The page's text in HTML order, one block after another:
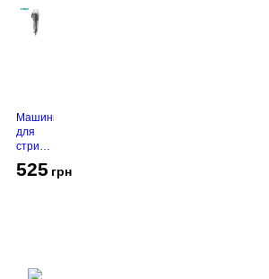
Машинка
для
стрижки
130
525 грн